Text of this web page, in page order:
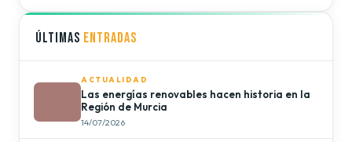
ÚLTIMAS ENTRADAS
ACTUALIDAD
Las energías renovables hacen historia en la
Región de Murcia
14/07/2026